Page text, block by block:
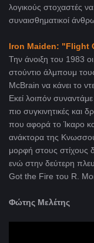
λογικούς στοχαστές
συναισθηματικοί
Iron Maiden: "Flight
Την άνοιξη του 1983
στούντιο άλμπουμ
McBrain να κάνει το
Εκεί λοιπόν
πιο συγκινητικές και
που αφορά το Ίκαρο
ανάκτορα της
μορφή στους στίχους
ενώ στην δεύτερη
Got the Fire του R.
Φώτης Μελέτης